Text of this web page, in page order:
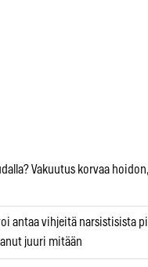
Vakuutus korvaa
antaa vihjeitä narsistisista
juuri mitään